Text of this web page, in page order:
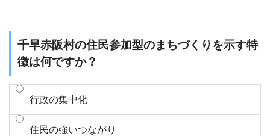
千早赤阪村の住民参加型のまちづくりを示す特
徴は何ですか？
行政の集中化
住民の強いつながり